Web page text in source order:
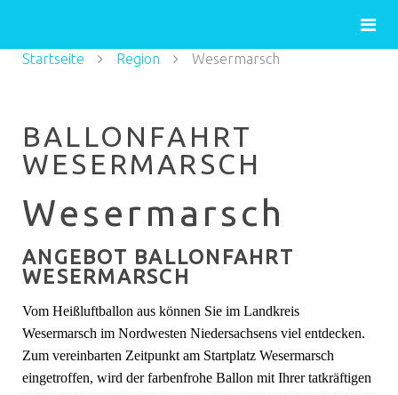
Startseite Region Wesermarsch
BALLONFAHRT
WESERMARSCH
Wesermarsch
ANGEBOT BALLONFAHRT
WESERMARSCH
Vom Heißluftballon aus können Sie im Landkreis
Wesermarsch im Nordwesten Niedersachsens viel entdecken.
Zum vereinbarten Zeitpunkt am Startplatz Wesermarsch
eingetroffen, wird der farbenfrohe Ballon mit Ihrer tatkräftigen